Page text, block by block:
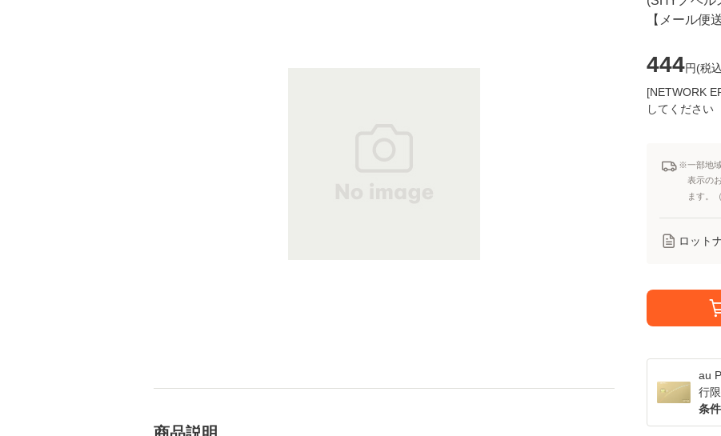
【メール便
444円(税込
[NETWORK
してください
※一部地
表示の
ます。（
ロット
au
行
条